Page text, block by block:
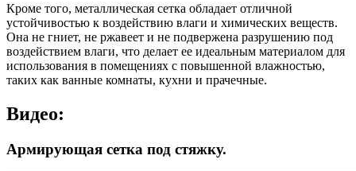
Кроме того, металлическая сетка обладает отличной
устойчивостью к воздействию влаги и химических веществ.
Она не гниет, не ржавеет и не подвержена разрушению под
воздействием влаги, что делает ее идеальным материалом для
использования в помещениях с повышенной влажностью,
таких как ванные комнаты, кухни и прачечные.
Видео:
Армирующая сетка под стяжку.